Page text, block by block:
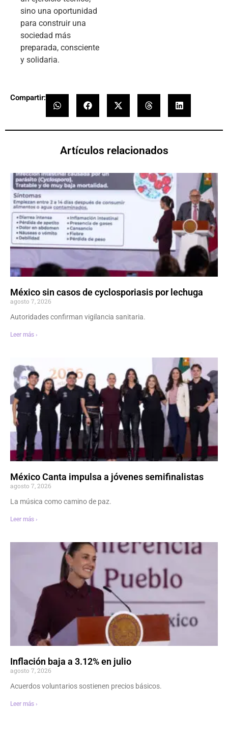
sino una oportunidad
para construir una
sociedad más
preparada, consciente
y solidaria.
Compartir:
Artículos relacionados
México sin casos de cyclosporiasis por lechuga
agosto 7, 2026
Autoridades confirman vigilancia sanitaria.
Leer más ›
México Canta impulsa a jóvenes semifinalistas
agosto 7, 2026
La música como camino de paz.
Leer más ›
Inflación baja a 3.12% en julio
agosto 7, 2026
Acuerdos voluntarios sostienen precios básicos.
Leer más ›